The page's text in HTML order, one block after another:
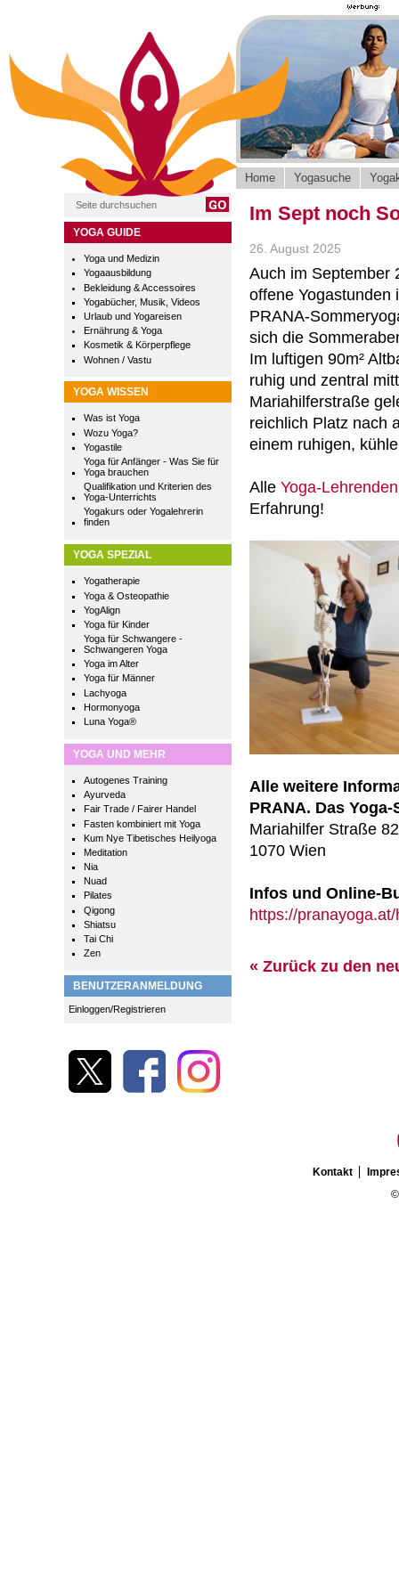
YOGA GUIDE
Yoga und Medizin
Yogaausbildung
Bekleidung & Accessoires
Yogabücher, Musik, Videos
Urlaub und Yogareisen
Ernährung & Yoga
Kosmetik & Körperpflege
Wohnen / Vastu
YOGA WISSEN
Was ist Yoga
Wozu Yoga?
Yogastile
Yoga für Anfänger - Was Sie für
Yoga brauchen
Qualifikation und Kriterien des
Yoga-Unterrichts
Yogakurs oder Yogalehrerin
finden
YOGA SPEZIAL
Yogatherapie
Yoga & Osteopathie
YogAlign
Yoga für Kinder
Yoga für Schwangere -
Schwangeren Yoga
Yoga im Alter
Yoga für Männer
Lachyoga
Hormonyoga
Luna Yoga®
YOGA UND MEHR
Autogenes Training
Ayurveda
Fair Trade / Fairer Handel
Fasten kombiniert mit Yoga
Kum Nye Tibetisches Heilyoga
Meditation
Nia
Nuad
Pilates
Qigong
Shiatsu
Tai Chi
Zen
BENUTZERANMELDUNG
Einloggen/Registrieren
Home Yogasuche
Im Sept noch
26. August 2025
Auch im September
offene Yogastunden
PRANA-
sich die
Im luftigen 90m²
ruhig und zentral
Mariahilferstraße
reichlich Platz nach
einem ruhigen,
Alle Yoga-Lehrenden
Erfahrung!
Alle weitere
PRANA. Das
Mariahilfer Straße 82
1070 Wien
Infos und Online-
https://
« Zurück zu den
Kontakt
©